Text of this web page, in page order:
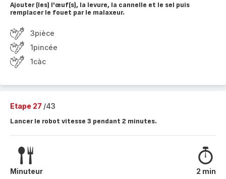
Ajouter (les) l'œuf(s), la levure, la cannelle et le sel puis
remplacer le fouet par le malaxeur.
3pièce
1pincée
1càc
Etape 27 /43
Lancer le robot vitesse 3 pendant 2 minutes.
Minuteur 2 min